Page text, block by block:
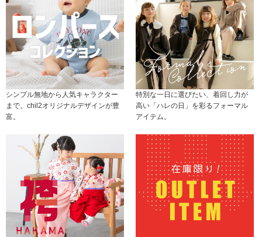
シンプル無地から人気キャラクター
まで。chil2オリジナルデザインが豊
富。
特別な一日に選びたい、着回し力が
高い「ハレの日」を彩るフォーマル
アイテム。